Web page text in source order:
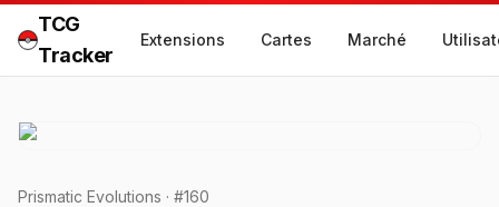
TCG
Tracker
Extensions Cartes Marché
Prismatic Evolutions · #160